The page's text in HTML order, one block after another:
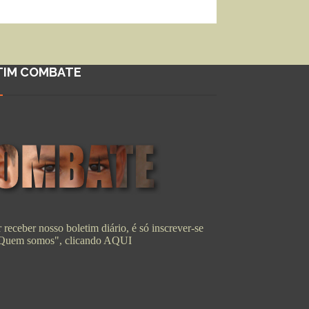
COMBATE
receber nosso boletim diário, é só inscrever-se
somos", clicando AQUI